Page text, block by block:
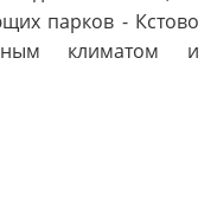
парков - Кстово
климатом и